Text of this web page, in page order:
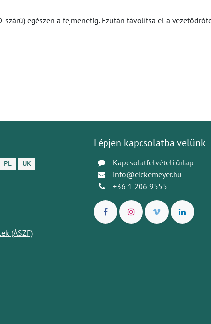
egészen a fejmenetig. Ezután távolítsa el a
PL
UK
(ÁSZF)
Lépjen kapcsolatba velünk
Kapcsolatfelvételi űrlap
info@eickemeyer.hu
+36 1 206 9555